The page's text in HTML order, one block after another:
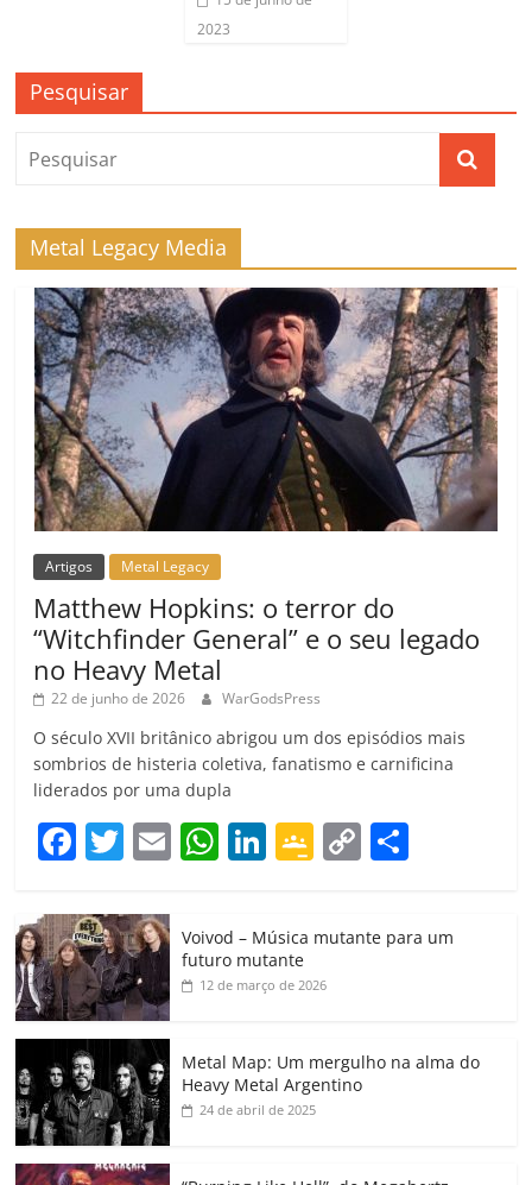
2023
Pesquisar
Metal Legacy Media
Artigos Metal Legacy
Matthew Hopkins: o terror do
“Witchfinder General” e o seu legado
no Heavy Metal
22 de junho de 2026 WarGodsPress
O século XVII britânico abrigou um dos episódios mais
sombrios de histeria coletiva, fanatismo e carnificina
liderados por uma dupla
F
c
e
b
o
o
k
T
itt
er
E W
s
A
p
Li
e
dI
G
gl
e
a
ss
C
y
k
p
h
Voivod – Música mutante para um
futuro mutante
12 de março de 2026
Metal Map: Um mergulho na alma do
Heavy Metal Argentino
24 de abril de 2025